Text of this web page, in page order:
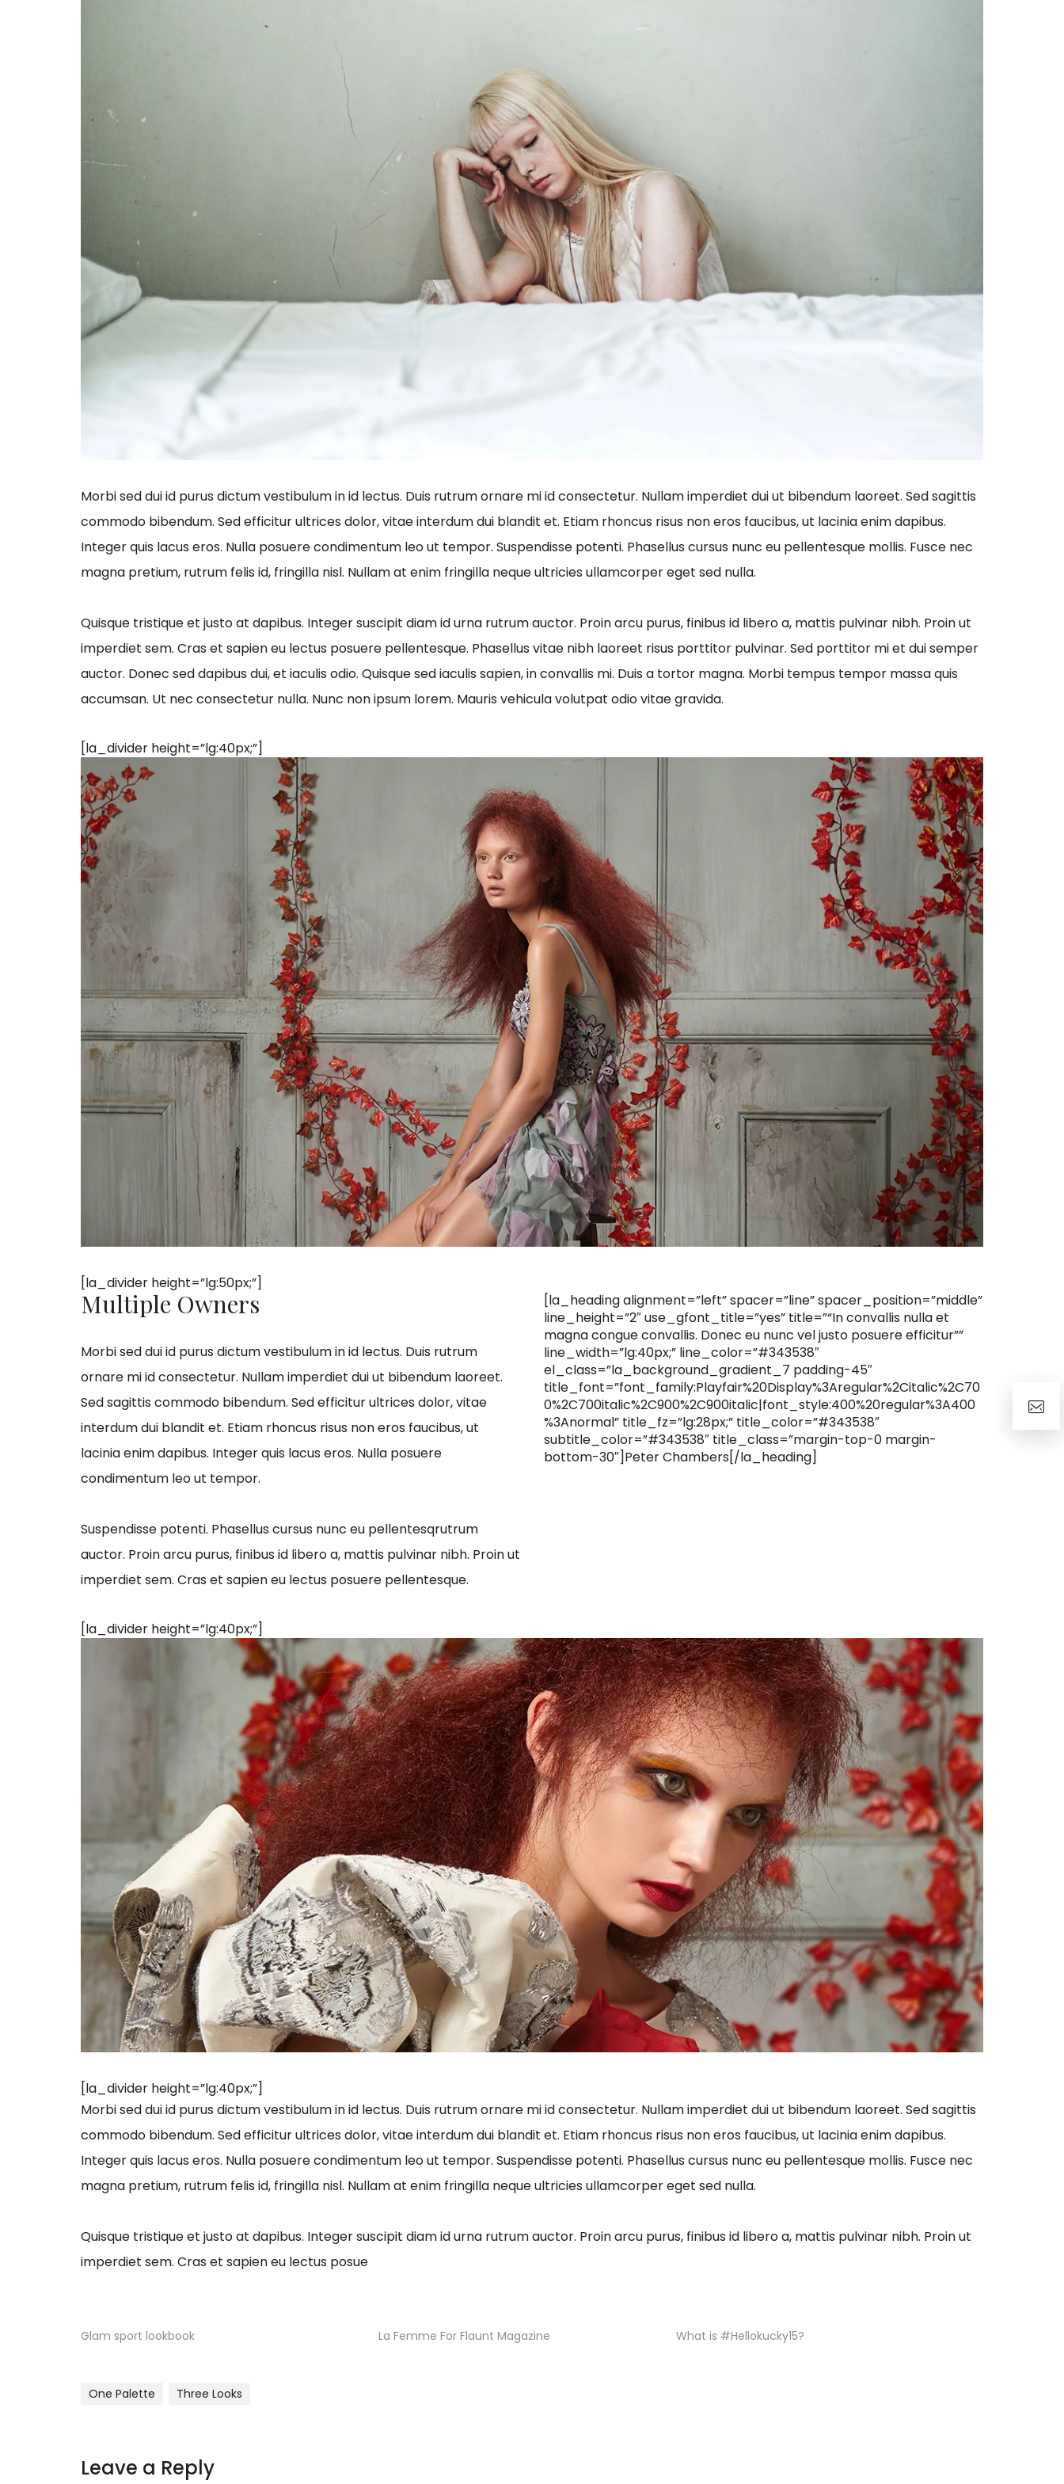
Morbi sed dui id purus dictum vestibulum in id lectus. Duis rutrum ornare mi id consectetur. Nullam imperdiet dui ut bibendum laoreet. Sed sagittis
commodo bibendum. Sed efficitur ultrices dolor, vitae interdum dui blandit et. Etiam rhoncus risus non eros faucibus, ut lacinia enim dapibus.
Integer quis lacus eros. Nulla posuere condimentum leo ut tempor. Suspendisse potenti. Phasellus cursus nunc eu pellentesque mollis. Fusce nec
magna pretium, rutrum felis id, fringilla nisl. Nullam at enim fringilla neque ultricies ullamcorper eget sed nulla.
Quisque tristique et justo at dapibus. Integer suscipit diam id urna rutrum auctor. Proin arcu purus, finibus id libero a, mattis pulvinar nibh. Proin ut
imperdiet sem. Cras et sapien eu lectus posuere pellentesque. Phasellus vitae nibh laoreet risus porttitor pulvinar. Sed porttitor mi et dui semper
auctor. Donec sed dapibus dui, et iaculis odio. Quisque sed iaculis sapien, in convallis mi. Duis a tortor magna. Morbi tempus tempor massa quis
accumsan. Ut nec consectetur nulla. Nunc non ipsum lorem. Mauris vehicula volutpat odio vitae gravida.
[la_divider height=”lg:40px;”]
[la_divider height=”lg:50px;”]
Multiple Owners
Morbi sed dui id purus dictum vestibulum in id lectus. Duis rutrum
ornare mi id consectetur. Nullam imperdiet dui ut bibendum laoreet.
Sed sagittis commodo bibendum. Sed efficitur ultrices dolor, vitae
interdum dui blandit et. Etiam rhoncus risus non eros faucibus, ut
lacinia enim dapibus. Integer quis lacus eros. Nulla posuere
condimentum leo ut tempor.
Suspendisse potenti. Phasellus cursus nunc eu pellentesqrutrum
auctor. Proin arcu purus, finibus id libero a, mattis pulvinar nibh. Proin ut
imperdiet sem. Cras et sapien eu lectus posuere pellentesque.
[la_heading alignment=”left” spacer=”line” spacer_position=”middle”
line_height=”2″ use_gfont_title=”yes” title=”“In convallis nulla et
magna congue convallis. Donec eu nunc vel justo posuere efficitur””
line_width=”lg:40px;” line_color=”#343538″
el_class=”la_background_gradient_7 padding-45″
title_font=”font_family:Playfair%20Display%3Aregular%2Citalic%2C70
0%2C700italic%2C900%2C900italic|font_style:400%20regular%3A400
%3Anormal” title_fz=”lg:28px;” title_color=”#343538″
subtitle_color=”#343538″ title_class=”margin-top-0 margin-
bottom-30″]Peter Chambers[/la_heading]
[la_divider height=”lg:40px;”]
[la_divider height=”lg:40px;”]
Morbi sed dui id purus dictum vestibulum in id lectus. Duis rutrum ornare mi id consectetur. Nullam imperdiet dui ut bibendum laoreet. Sed sagittis
commodo bibendum. Sed efficitur ultrices dolor, vitae interdum dui blandit et. Etiam rhoncus risus non eros faucibus, ut lacinia enim dapibus.
Integer quis lacus eros. Nulla posuere condimentum leo ut tempor. Suspendisse potenti. Phasellus cursus nunc eu pellentesque mollis. Fusce nec
magna pretium, rutrum felis id, fringilla nisl. Nullam at enim fringilla neque ultricies ullamcorper eget sed nulla.
Quisque tristique et justo at dapibus. Integer suscipit diam id urna rutrum auctor. Proin arcu purus, finibus id libero a, mattis pulvinar nibh. Proin ut
imperdiet sem. Cras et sapien eu lectus posue
Glam sport lookbook La Femme For Flaunt Magazine What is #Hellokucky15?
One Palette Three Looks
Leave a Reply